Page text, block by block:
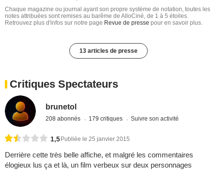
Chaque magazine ou journal ayant son propre système de notation, toutes les
notes attribuées sont remises au barême de AlloCiné, de 1 à 5 étoiles.
Retrouvez plus d'infos sur notre page Revue de presse pour en savoir plus.
13 articles de presse
Critiques Spectateurs
brunetol
208 abonnés 179 critiques Suivre son activité
1,5Publiée le 25 janvier 2015
Derrière cette très belle affiche, et malgré les commentaires
élogieux lus ça et là, un film verbeux sur deux personnages